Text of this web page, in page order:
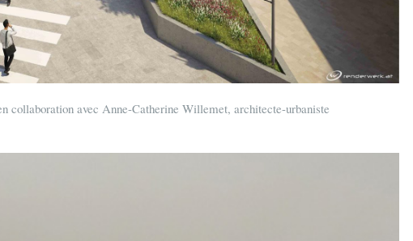
collaboration avec Anne-Catherine Willemet, architecte-urbaniste